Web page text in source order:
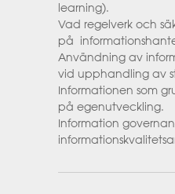
learning).
Vad regelverk och
på
Användning av
vid upphandling av
Informationen som
på egenutveckling.
Information